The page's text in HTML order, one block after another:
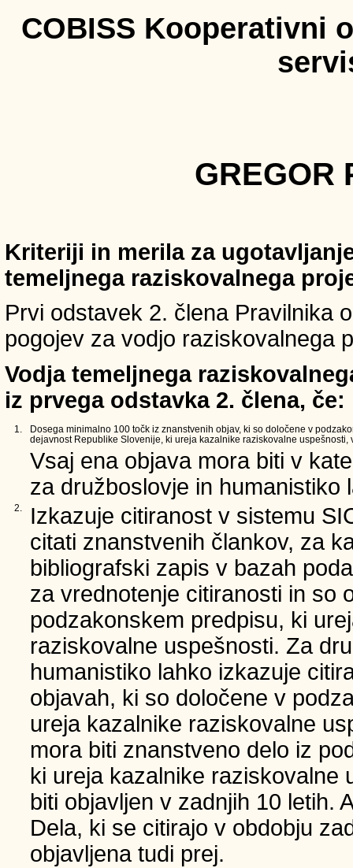
COBISS Kooperativni
GREGOR
Kriteriji in merila za
temeljnega raziskovalnega
Prvi odstavek 2. člena Pravilnika
pogojev za vodjo raziskovalnega
Vodja temeljnega
iz prvega odstavka 2. člena, če:
1.
Dosega minimalno 100 točk iz znanstvenih objav, ki so določene v
dejavnost Republike Slovenije, ki ureja kazalnike raziskovalne uspešnosti,
Vsaj ena objava mora biti v
za družboslovje in humanistiko
2.
Izkazuje citiranost v sistemu
citati znanstvenih člankov, za
bibliografski zapis v bazah
za vrednotenje citiranosti in so
podzakonskem predpisu, ki
raziskovalne uspešnosti. Za
humanistiko lahko izkazuje
objavah, ki so določene v
ureja kazalnike raziskovalne
mora biti znanstveno delo iz
ki ureja kazalnike raziskovalne
biti objavljen v zadnjih 10 letih.
Dela, ki se citirajo v obdobju
objavljena tudi prej.